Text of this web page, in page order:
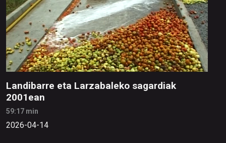
Landibarre eta Larzabaleko sagardiak
2001ean
59:17 min
2026-04-14